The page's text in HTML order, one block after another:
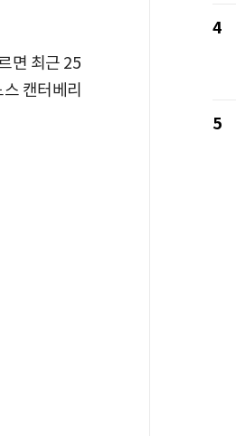
면 최근 25
캔터베리
4
5